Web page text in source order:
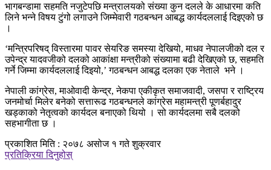
भागबन्डामा सहमति नजुटेपछि मन्त्रालयको संख्या कुन दलले के आधारमा कति
लिने भन्ने विषय टुंगो लगाउने जिम्मेवारी गठबन्धन आबद्ध कार्यदललाई दिइएको छ
।
‘मन्त्रिपरिषद् विस्तारमा पावर सेयरिङ समस्या देखियो, माधव नेपालजीको दल र
उपेन्द्र यादवजीको दलको आकांक्षा मन्त्रीको संख्यामा बढी देखिएको छ, सहमति
गर्ने जिम्मा कार्यदललाई दिइयो,’ गठबन्धन आबद्ध दलका एक नेताले भने ।
नेपाली कांग्रेस, माओवादी केन्द्र, नेकपा एकीकृत समाजवादी, जसपा र राष्ट्रिय
जनमोर्चा मिलेर बनेको सत्तारूढ गठबन्धनले कांग्रेस महामन्त्री पूणर्बहादुर
खड्काको नेतृत्वको कार्यदल बनाएको थियो । सो कार्यदलमा सबै दलको
सहभागीता छ ।
प्रकाशित मिति : २०७८ असोज १ गते शुक्रवार
प्रतिक्रिया दिनुहोस्